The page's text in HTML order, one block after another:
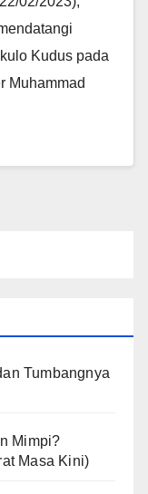
Kudus pada
Muhammad
Tumbangnya
Mimpi?
Masa Kini)